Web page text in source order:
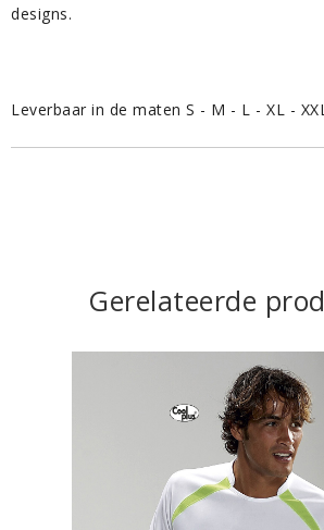
designs.
Leverbaar in de maten S - M - L - XL -
Gerelateerde